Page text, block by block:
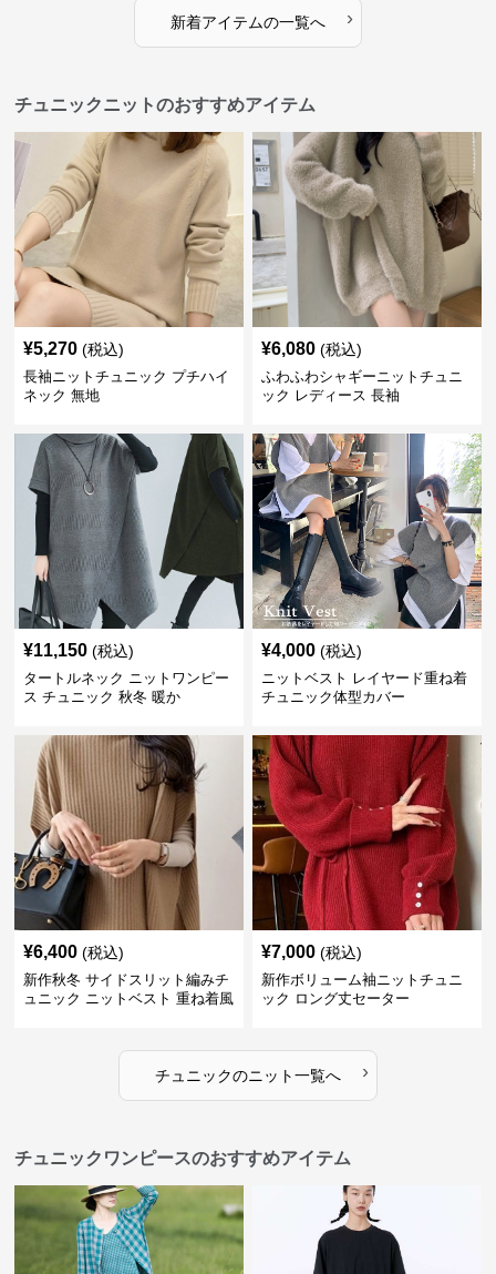
新着アイテムの一覧へ ›
チュニックニットのおすすめアイテム
¥5,270 (税込)
長袖ニットチュニック プチハイ
ネック 無地
¥6,080 (税込)
ふわふわシャギーニットチュニ
ック レディース 長袖
¥11,150 (税込)
タートルネック ニットワンピー
ス チュニック 秋冬 暖か
¥4,000 (税込)
ニットベスト レイヤード重ね着
チュニック体型カバー
¥6,400 (税込)
新作秋冬 サイドスリット編みチ
ュニック ニットベスト 重ね着風
¥7,000 (税込)
新作ボリューム袖ニットチュニ
ック ロング丈セーター
チュニックのニット一覧へ ›
チュニックワンピースのおすすめアイテム